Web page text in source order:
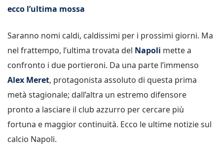
ecco l’ultima mossa
Saranno nomi caldi, caldissimi per i prossimi giorni. Ma
nel frattempo, l’ultima trovata del Napoli mette a
confronto i due portieroni. Da una parte l’immenso
Alex Meret, protagonista assoluto di questa prima
metà stagionale; dall’altra un estremo difensore
pronto a lasciare il club azzurro per cercare più
fortuna e maggior continuità. Ecco le ultime notizie sul
calcio Napoli.